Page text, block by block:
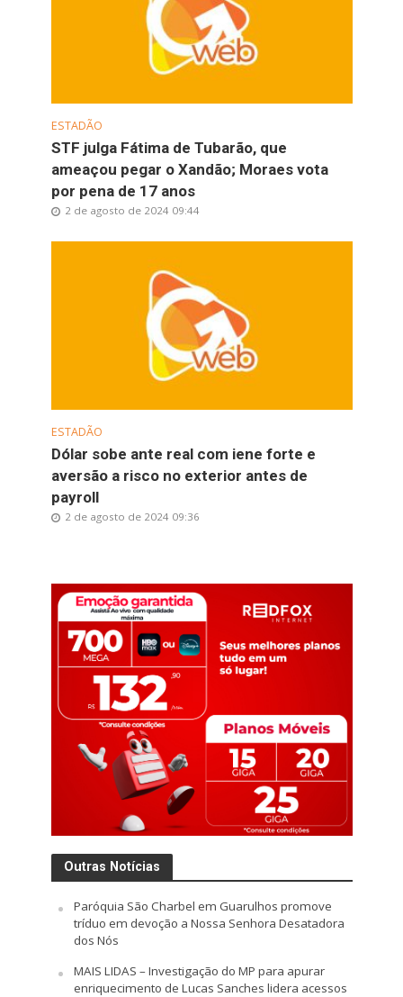
ESTADÃO
STF julga Fátima de Tubarão, que
ameaçou pegar o Xandão; Moraes vota
por pena de 17 anos
2 de agosto de 2024 09:44
ESTADÃO
Dólar sobe ante real com iene forte e
aversão a risco no exterior antes de
payroll
2 de agosto de 2024 09:36
Outras Notícias
Paróquia São Charbel em Guarulhos promove
tríduo em devoção a Nossa Senhora Desatadora
dos Nós
MAIS LIDAS – Investigação do MP para apurar
enriquecimento de Lucas Sanches lidera acessos